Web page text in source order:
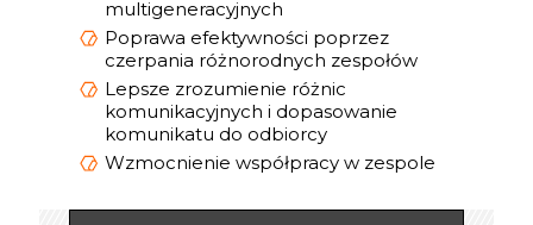
multigeneracyjnych
Poprawa efektywności poprzez
czerpania różnorodnych zespołów
Lepsze zrozumienie różnic
komunikacyjnych i dopasowanie
komunikatu do odbiorcy
Wzmocnienie współpracy w zespole